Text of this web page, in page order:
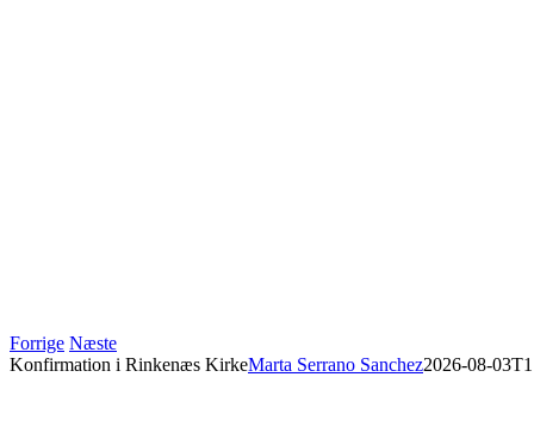
Forrige Næste
Konfirmation i Rinkenæs KirkeMarta Serrano Sanchez2026-08-